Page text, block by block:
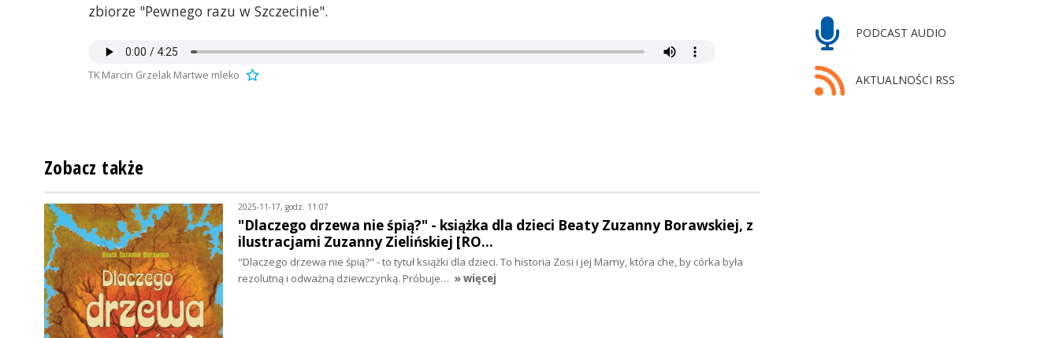
zbiorze "Pewnego razu w Szczecinie".
TK Marcin Grzelak Martwe mleko
PODCAST AUDIO
AKTUALNOŚCI RSS
Zobacz także
2025-11-17, godz. 11:07
"Dlaczego drzewa nie śpią?" - książka dla dzieci Beaty Zuzanny Borawskiej, z
ilustracjami Zuzanny Zielińskiej [RO…
"Dlaczego drzewa nie śpią?" - to tytuł książki dla dzieci. To historia Zosi i jej Mamy, która che, by córka była
rezolutną i odważną dziewczynką. Próbuje… » więcej